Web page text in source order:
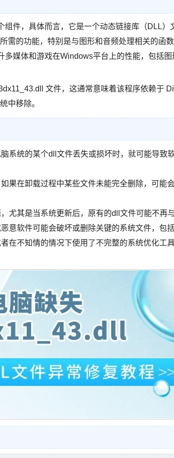
组件，具体而言，它是一个动态链接库（DLL）
需的功能，特别是与图形和音频处理相关的函
媒体和游戏在Windows平台上的性能，包括
文件，这通常意味着该程序依赖于
中移除。
系统的某个dll文件丢失或损坏时，就可能导致
果在卸载过程中某些文件未能完全删除，可能
尤其是当系统更新后，原有的dll文件可能不再
意软件可能会破坏或删除关键的系统文件，包括
在不知情的情况下使用了不完整的系统优化工